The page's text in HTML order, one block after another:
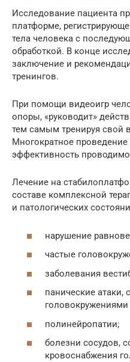
Исследование пациента
платформе,
тела человека с
обработкой. В конце
заключение и
тренингов.
При помощи видеоигр
опоры, «руководит»
тем самым тренируя свой
Многократное
эффективность
Лечение на
составе комплексной
и патологических
нарушение
частые
заболевания
панические
головокружениями
полинейропатии;
болезни сосудов,
кровоснабжения